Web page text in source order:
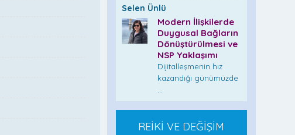
Selen Ünlü
Modern İlişkilerde
Duygusal Bağların
Dönüştürülmesi ve
NSP Yaklaşımı
Dijitalleşmenin hız
kazandığı günümüzde
...
REİKİ VE DEĞİŞİM